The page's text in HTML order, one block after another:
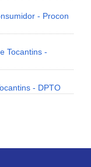
- Procon
Tocantins -
- DPTO